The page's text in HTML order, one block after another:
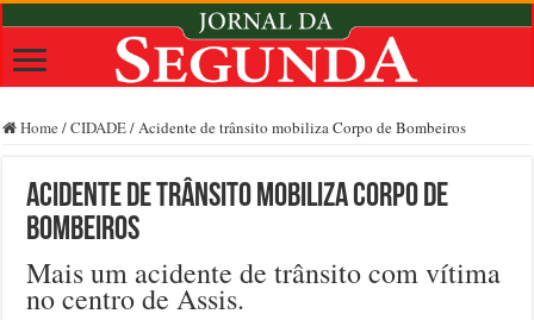
Home /CIDADE/Acidente de trânsito mobiliza Corpo de Bombeiros
Acidente de trânsito mobiliza Corpo de
Bombeiros
Mais um acidente de trânsito com vítima
no centro de Assis.